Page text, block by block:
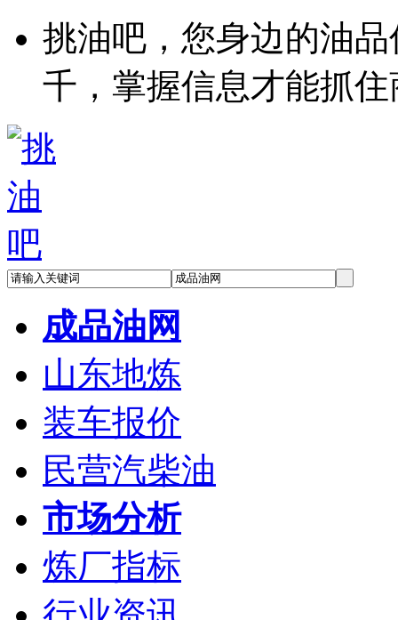
挑油吧，您身边的油
千，掌握信息才能抓
成品油网
山东地炼
装车报价
民营汽柴油
市场分析
炼厂指标